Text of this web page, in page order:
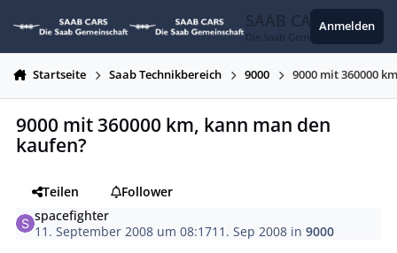
SAAB CARS
Die Saab Gemeinschaft
Anmelden
Startseite Saab Technikbereich 9000 9000 mit 360000
9000 mit 360000 km, kann man den
kaufen?
Teilen
Follower
spacefighter
11. September 2008 um 08:1711. Sep 2008 in9000